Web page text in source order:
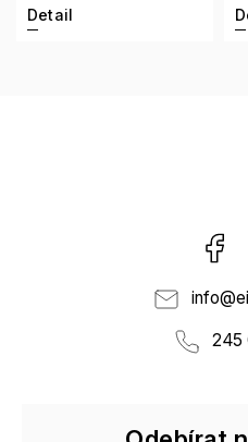
Detail
info@
245